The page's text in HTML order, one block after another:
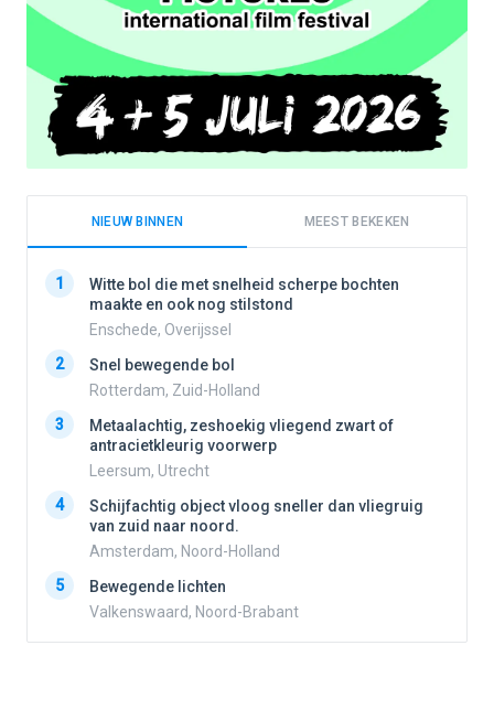
NIEUW BINNEN MEEST BEKEKEN
1
Witte bol die met snelheid scherpe bochten
maakte en ook nog stilstond
Enschede, Overijssel
2
Snel bewegende bol
Rotterdam, Zuid-Holland
3
Metaalachtig, zeshoekig vliegend zwart of
antracietkleurig voorwerp
Leersum, Utrecht
4
Schijfachtig object vloog sneller dan vliegruig
van zuid naar noord.
Amsterdam, Noord-Holland
5
Bewegende lichten
Valkenswaard, Noord-Brabant